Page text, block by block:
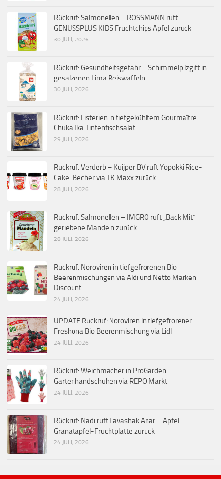
Rückruf: Salmonellen – ROSSMANN ruft
GENUSSPLUS KIDS Fruchtchips Apfel zurück
30 JULI, 2026
Rückruf: Gesundheitsgefahr – Schimmelpilzgift in
gesalzenen Lima Reiswaffeln
30 JULI, 2026
Rückruf: Listerien in tiefgekühltem Gourmaître
Chuka Ika Tintenfischsalat
29 JULI, 2026
Rückruf: Verderb – Kuijper BV ruft Yopokki Rice-
Cake-Becher via TK Maxx zurück
28 JULI, 2026
Rückruf: Salmonellen – IMGRO ruft „Back Mit“
geriebene Mandeln zurück
28 JULI, 2026
Rückruf: Noroviren in tiefgefrorenen Bio
Beerenmischungen via Aldi und Netto Marken
Discount
24 JULI, 2026
UPDATE Rückruf: Noroviren in tiefgefrorener
Freshona Bio Beerenmischung via Lidl
24 JULI, 2026
Rückruf: Weichmacher in ProGarden –
Gartenhandschuhen via REPO Markt
24 JULI, 2026
Rückruf: Nadi ruft Lavashak Anar – Apfel-
Granatapfel-Fruchtplatte zurück
24 JULI, 2026